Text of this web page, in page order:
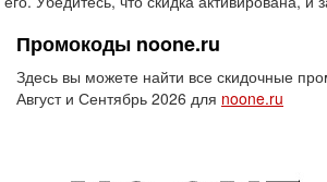
Промокоды noone.ru
Здесь вы можете найти все скидочные
Август и Сентябрь 2026 для noone.ru